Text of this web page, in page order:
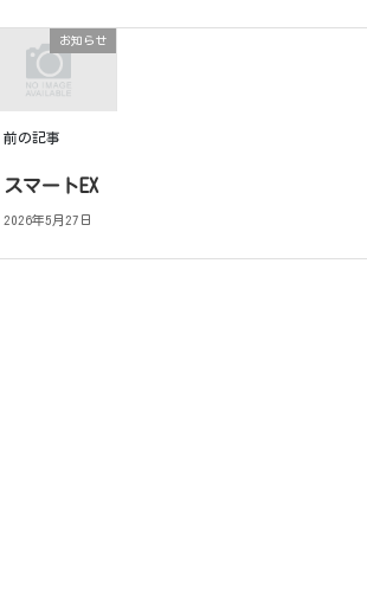
お知らせ
前の記事
スマートEX
2026年5月27日